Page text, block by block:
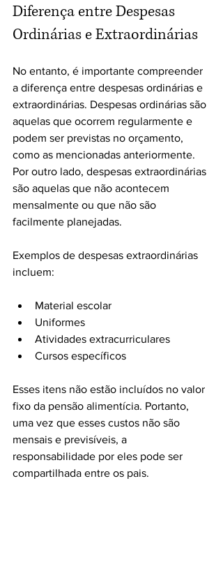
Diferença entre Despesas
Ordinárias e Extraordinárias
No entanto, é importante compreender
a diferença entre despesas ordinárias e
extraordinárias. Despesas ordinárias são
aquelas que ocorrem regularmente e
podem ser previstas no orçamento,
como as mencionadas anteriormente.
Por outro lado, despesas extraordinárias
são aquelas que não acontecem
mensalmente ou que não são
facilmente planejadas.
Exemplos de despesas extraordinárias
incluem:
Material escolar
Uniformes
Atividades extracurriculares
Cursos específicos
Esses itens não estão incluídos no valor
fixo da pensão alimentícia. Portanto,
uma vez que esses custos não são
mensais e previsíveis, a
responsabilidade por eles pode ser
compartilhada entre os pais.